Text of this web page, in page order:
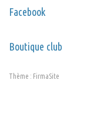
Facebook
Boutique club
Thème : FirmaSite